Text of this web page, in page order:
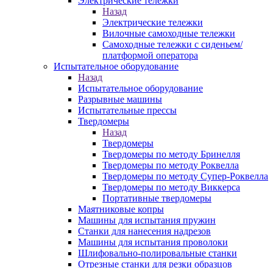
Назад
Электрические тележки
Вилочные самоходные тележки
Самоходные тележки с сиденьем/
платформой оператора
Испытательное оборудование
Назад
Испытательное оборудование
Разрывные машины
Испытательные прессы
Твердомеры
Назад
Твердомеры
Твердомеры по методу Бринелля
Твердомеры по методу Роквелла
Твердомеры по методу Супер-Роквелла
Твердомеры по методу Виккерса
Портативные твердомеры
Маятниковые копры
Машины для испытания пружин
Станки для нанесения надрезов
Машины для испытания проволоки
Шлифовально-полировальные станки
Отрезные станки для резки образцов